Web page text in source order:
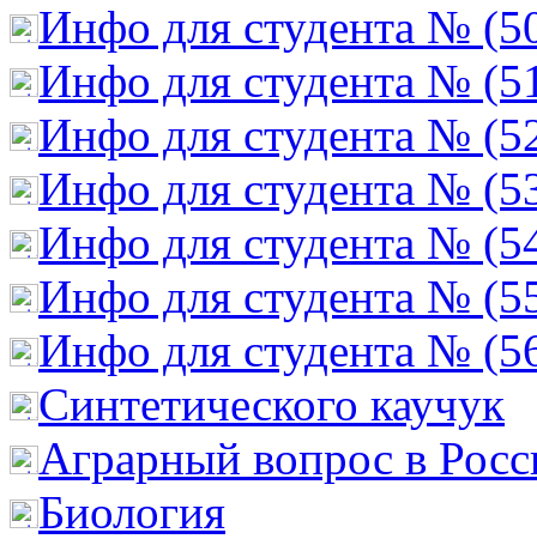
Инфо для студента №
Инфо для студента №
Инфо для студента №
Инфо для студента №
Инфо для студента №
Инфо для студента №
Инфо для студента №
Cинтетического каучук
Аграрный вопрос в
Биология